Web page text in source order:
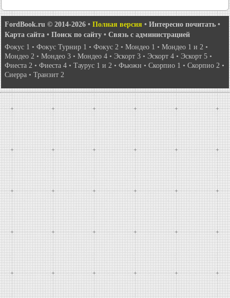
FordBook.ru © 2014-2026 • Полная версия • Интересно почитать •
Карта сайта • Поиск по сайту • Связь с администрацией
Фокус 1 • Фокус Турнир 1 • Фокус 2 • Мондео 1 • Мондео 1 и 2 •
Мондео 2 • Мондео 3 • Мондео 4 • Эскорт 3 • Эскорт 4 • Эскорт 5 •
Фиеста 2 • Фиеста 4 • Таурус 1 и 2 • Фьюжн • Скорпио 1 • Скорпио 2 •
Сиерра • Транзит 2